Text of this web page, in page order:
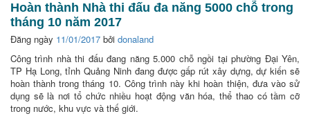
Hoàn thành Nhà thi đấu đa năng 5000 chỗ trong
tháng 10 năm 2017
Đăng ngày 11/01/2017 bởi donaland
Công trình nhà thi đấu đang năng 5.000 chỗ ngồi tại phường Đại Yên,
TP Hạ Long, tỉnh Quảng Ninh đang được gấp rút xây dựng, dự kiến sẽ
hoàn thành trong tháng 10. Công trình này khi hoàn thiện, đưa vào sử
dụng sẽ là nơi tổ chức nhiều hoạt động văn hóa, thể thao có tầm cỡ
trong nước, khu vực và thế giới.